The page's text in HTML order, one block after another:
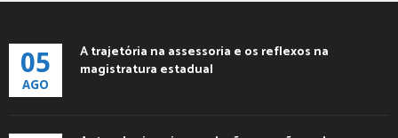
05
AGO
A trajetória na assessoria e os reflexos na
magistratura estadual